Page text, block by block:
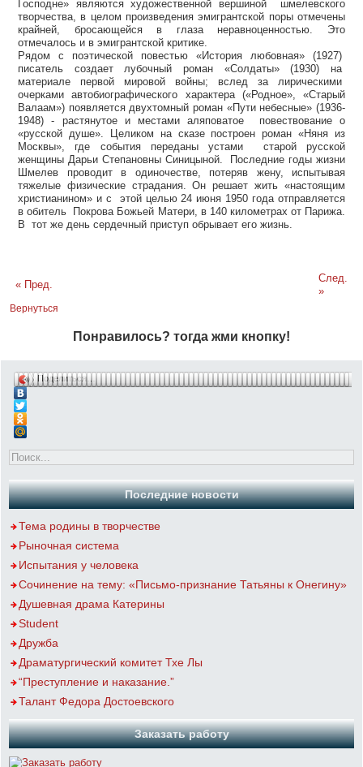
Господне» являются художественной вершиной шмелевского
творчества, в целом произведения эмигрантской поры отмечены
крайней, бросающейся в глаза неравноценностью. Это
отмечалось и в эмигрантской критике.
Рядом с поэтической повестью «История любовная» (1927)
писатель создает лубочный роман «Солдаты» (1930) на
материале первой мировой войны; вслед за лирическими
очерками автобиографического характера («Родное», «Старый
Валаам») появляется двухтомный роман «Пути небесные» (1936-
1948) - растянутое и местами аляповатое повествование о
«русской душе». Целиком на сказе построен роман «Няня из
Москвы», где события переданы устами старой русской
женщины Дарьи Степановны Синицыной. Последние годы жизни
Шмелев проводит в одиночестве, потеряв жену, испытывая
тяжелые физические страдания. Он решает жить «настоящим
христианином» и с этой целью 24 июня 1950 года отправляется
в обитель Покрова Божьей Матери, в 140 километрах от Парижа.
В тот же день сердечный приступ обрывает его жизнь.
« Пред.
След.
»
Вернуться
Понравилось? тогда жми кнопку!
Поделиться…
Последние новости
Тема родины в творчестве
Рыночная система
Испытания у человека
Сочинение на тему: «Письмо-признание Татьяны к Онегину»
Душевная драма Катерины
Student
Дружба
Драматургический комитет Тхе Лы
“Преступление и наказание.”
Талант Федора Достоевского
Заказать работу